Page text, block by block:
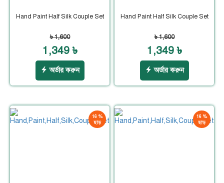
Hand Paint Half Silk Couple Set
৳ 1,600
1,349 ৳
অর্ডার করুন
Hand Paint Half Silk Couple Set
৳ 1,600
1,349 ৳
অর্ডার করুন
16 %
ছাড়
16 %
ছাড়